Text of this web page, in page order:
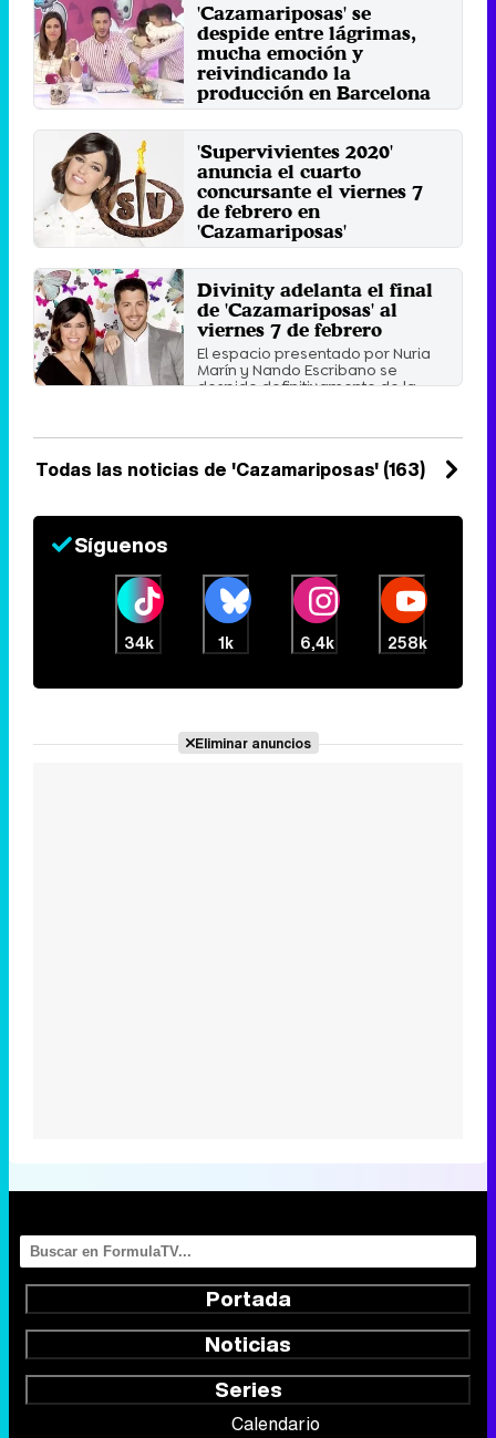
'Cazamariposas' se
despide entre lágrimas,
mucha emoción y
reivindicando la
producción en Barcelona
El espacio producido por La
Fábrica de la Tele se ha
despedido con una entrega en la
que ...
Viernes 7 Febrero 2020 17:22
'Supervivientes 2020'
anuncia el cuarto
concursante el viernes 7
de febrero en
'Cazamariposas'
En las pistas que ha dado el
programa se encuentra un
misterioso peluche de ojos azules
y ...
Jueves 6 Febrero 2020 19:11
Divinity adelanta el final
de 'Cazamariposas' al
viernes 7 de febrero
El espacio presentado por Nuria
Marín y Nando Escribano se
despide definitivamente de la ...
Todas las noticias de 'Cazamariposas' (163)
Síguenos
34k 1k 6,4k 258k
Eliminar anuncios
Portada
Noticias
Series
Calendario